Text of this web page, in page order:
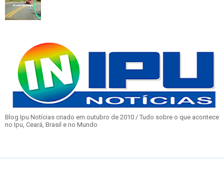
Blog Ipu Notícias criado em outubro de 2010 / Tudo sobre o que acontece
no Ipu, Ceará, Brasil e no Mundo